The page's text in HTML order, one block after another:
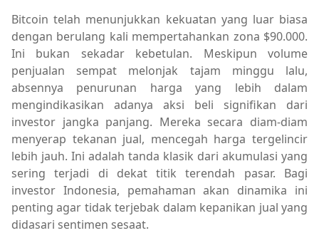
Bitcoin telah menunjukkan kekuatan yang luar biasa
dengan berulang kali mempertahankan zona $90.000.
Ini bukan sekadar kebetulan. Meskipun volume
penjualan sempat melonjak tajam minggu lalu,
absennya penurunan harga yang lebih dalam
mengindikasikan adanya aksi beli signifikan dari
investor jangka panjang. Mereka secara diam-diam
menyerap tekanan jual, mencegah harga tergelincir
lebih jauh. Ini adalah tanda klasik dari akumulasi yang
sering terjadi di dekat titik terendah pasar. Bagi
investor Indonesia, pemahaman akan dinamika ini
penting agar tidak terjebak dalam kepanikan jual yang
didasari sentimen sesaat.